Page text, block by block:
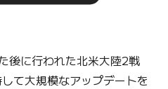
後に行われた北米大陸2戦
て大規模なアップデートを